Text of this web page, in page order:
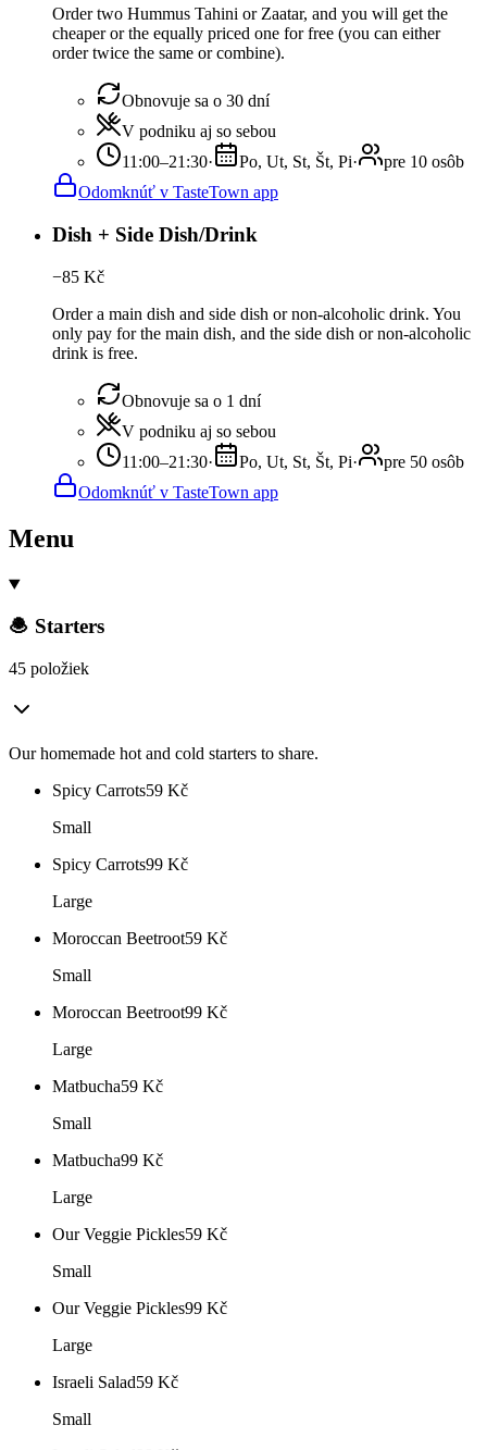
Order two Hummus Tahini or Zaatar, and you will get the
cheaper or the equally priced one for free (you can either
order twice the same or combine).
Obnovuje sa o 30 dní
V podniku aj so sebou
11:00–21:30· Po, Ut, St, Št, Pi·
pre 10 osôb
Odomknúť v TasteTown app
Dish + Side Dish/Drink
−85 Kč
Order a main dish and side dish or non-alcoholic drink. You
only pay for the main dish, and the side dish or non-alcoholic
drink is free.
Obnovuje sa o 1 dní
V podniku aj so sebou
11:00–21:30· Po, Ut, St, Št, Pi·
pre 50 osôb
Odomknúť v TasteTown app
Menu
🧆 Starters
45 položiek
Our homemade hot and cold starters to share.
Spicy Carrots59 Kč
Small
Spicy Carrots99 Kč
Large
Moroccan Beetroot59 Kč
Small
Moroccan Beetroot99 Kč
Large
Matbucha59 Kč
Small
Matbucha99 Kč
Large
Our Veggie Pickles59 Kč
Small
Our Veggie Pickles99 Kč
Large
Israeli Salad59 Kč
Small